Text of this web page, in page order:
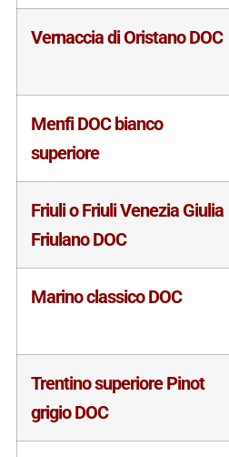
Vernaccia di Oristano DOC
Menfi DOC bianco
superiore
Friuli o Friuli Venezia Giulia
Friulano DOC
Marino classico DOC
Trentino superiore Pinot
grigio DOC